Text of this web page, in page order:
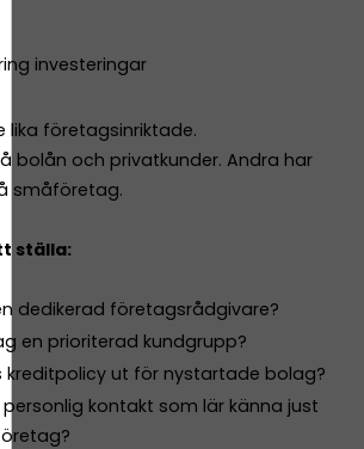
investeringar
lika företagsinriktade.
bolån och privatkunder. Andra har
småföretag.
ställa:
dedikerad företagsrådgivare?
en prioriterad kundgrupp?
kreditpolicy ut för nystartade bolag?
kontakt som lär känna just